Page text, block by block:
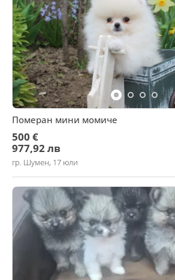
Померан мини момиче
500 €
977,92 лв
гр. Шумен, 17 юли